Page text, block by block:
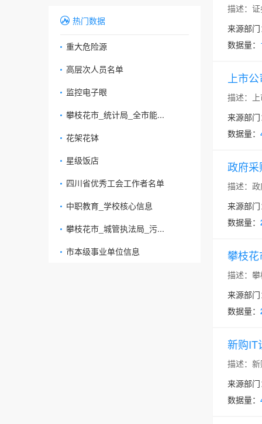
热门数据
重大危险源
高层次人员名单
监控电子眼
攀枝花市_统计局_全市能...
花架花钵
星级饭店
四川省优秀工会工作者名单
中职教育_学校核心信息
攀枝花市_城管执法局_污...
市本级事业单位信息
描述：
来源部
数据量：
上市
描述：
来源部
数据量：
政府
描述：
来源部
数据量：
攀枝
描述：
来源部
数据量：
新购IT
描述：
来源部
数据量：